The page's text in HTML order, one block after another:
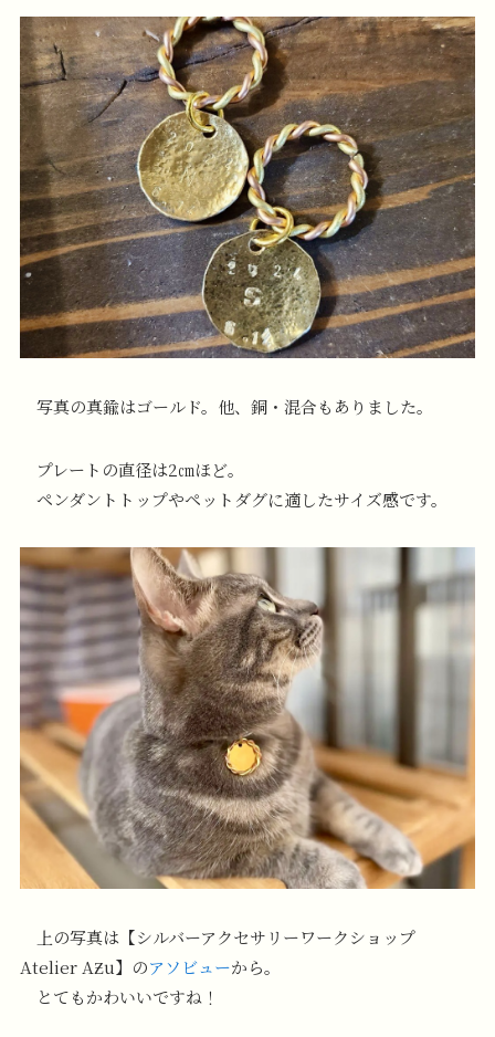
写真の真鍮はゴールド。他、銅・混合もありました。
プレートの直径は2㎝ほど。
ペンダントトップやペットダグに適したサイズ感です。
上の写真は【シルバーアクセサリーワークショップ
Atelier AƵu】のアソビューから。
とてもかわいいですね！